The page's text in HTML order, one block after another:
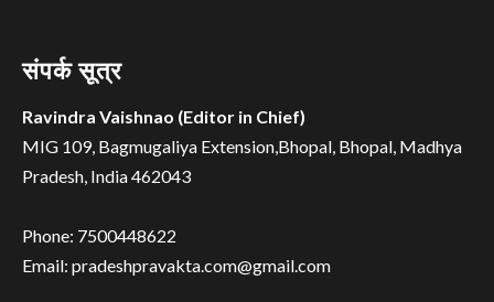
संपर्क सूत्र
Ravindra Vaishnao (Editor in Chief)
MIG 109, Bagmugaliya Extension,Bhopal, Bhopal, Madhya
Pradesh, India 462043
Phone: 7500448622
Email: pradeshpravakta.com@gmail.com